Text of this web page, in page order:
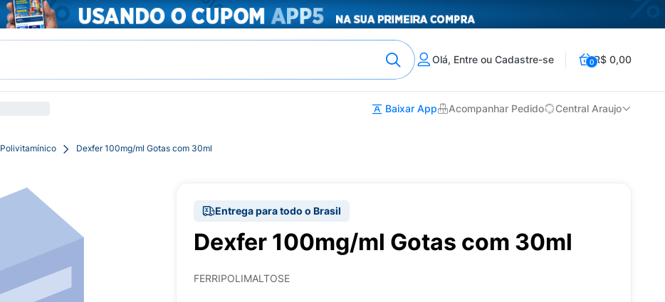
Olá, Entre ou Cadastre-se 0R$ 0,00
Baixar App Acompanhar Pedido Central Araujo
Polivitamínico Dexfer 100mg/ml Gotas com 30ml
Entrega para todo o Brasil
Dexfer 100mg/ml Gotas com 30ml
FERRIPOLIMALTOSE